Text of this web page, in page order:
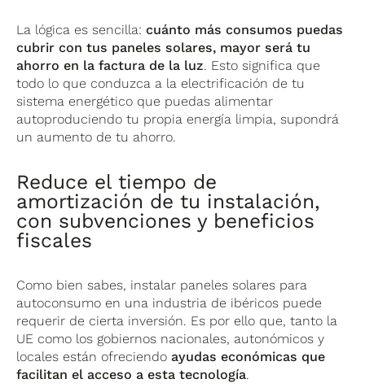
La lógica es sencilla:cuánto más consumos puedas
cubrir con tus paneles solares, mayor será tu
ahorro en la factura de la luz. Esto significa que
todo lo que conduzca a la electrificación de tu
sistema energético que puedas alimentar
autoproduciendo tu propia energía limpia, supondrá
un aumento de tu ahorro.
Reduce el tiempo de
amortización de tu instalación,
con subvenciones y beneficios
fiscales
Como bien sabes, instalar paneles solares para
autoconsumo en una industria de ibéricos puede
requerir de cierta inversión. Es por ello que, tanto la
UE como los gobiernos nacionales, autonómicos y
locales están ofreciendo ayudas económicas que
facilitan el acceso a esta tecnología.